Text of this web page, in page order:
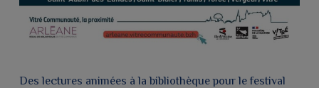
Des lectures animées à la bibliothèque pour le festival